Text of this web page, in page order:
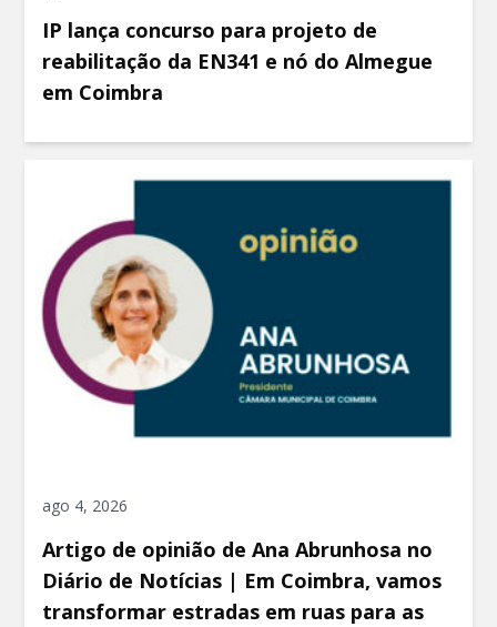
IP lança concurso para projeto de
reabilitação da EN341 e nó do Almegue
em Coimbra
ago 4, 2026
Artigo de opinião de Ana Abrunhosa no
Diário de Notícias | Em Coimbra, vamos
transformar estradas em ruas para as